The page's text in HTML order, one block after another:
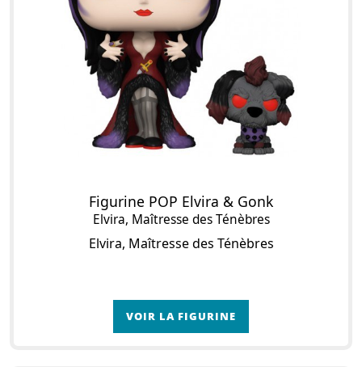
Figurine POP Elvira & Gonk
Elvira, Maîtresse des Ténèbres
Elvira, Maîtresse des Ténèbres
VOIR LA FIGURINE